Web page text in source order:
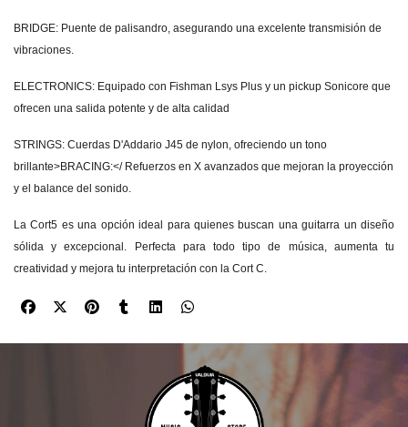
BRIDGE: Puente de palisandro, asegurando una excelente transmisión de
vibraciones.
ELECTRONICS: Equipado con Fishman Lsys Plus y un pickup Sonicore que
ofrecen una salida potente y de alta calidad
STRINGS: Cuerdas D'Addario J45 de nylon, ofreciendo un tono
brillante>BRACING:</ Refuerzos en X avanzados que mejoran la proyección
y el balance del sonido.
La Cort5 es una opción ideal para quienes buscan una guitarra un diseño
sólida y excepcional. Perfecta para todo tipo de música, aumenta tu
creatividad y mejora tu interpretación con la Cort C.